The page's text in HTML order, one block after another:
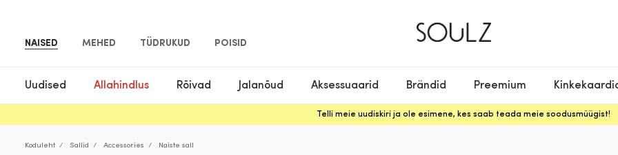
NAISED MEHED TÜDRUKUD POISID
Uudised Allahindlus Rõivad Jalanõud Aksessuaarid Brändid Preemium
Telli meie uudiskiri ja ole esimene, kes saab teada meie soodusmüügist!
Koduleht Sallid Accessories Naiste sall